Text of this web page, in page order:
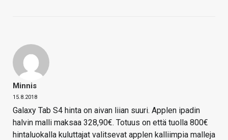
Minnis
15.8.2018
Galaxy Tab S4 hinta on aivan liian suuri. Applen ipadin
halvin malli maksaa 328,90€. Totuus on että tuolla 800€
hintaluokalla kuluttajat valitsevat applen kalliimpia malleja